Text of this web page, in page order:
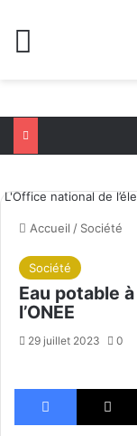
L'Office national de
Accueil / Société
Société
Eau potable
l’ONEE
29 juillet 2023 0
Facebook